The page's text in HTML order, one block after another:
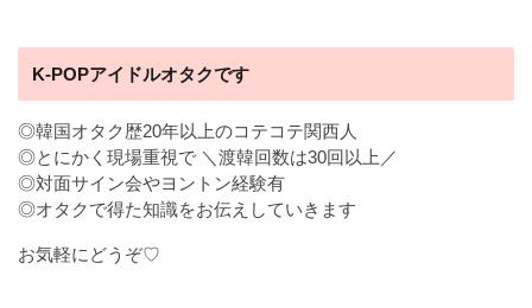
K-POPアイドルオタクです
◎韓国オタク歴20年以上のコテコテ関西人
◎とにかく現場重視で ＼渡韓回数は30回以上／
◎対面サイン会やヨントン経験有
◎オタクで得た知識をお伝えしていきます
お気軽にどうぞ♡